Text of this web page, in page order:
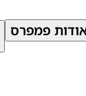
פמפרס